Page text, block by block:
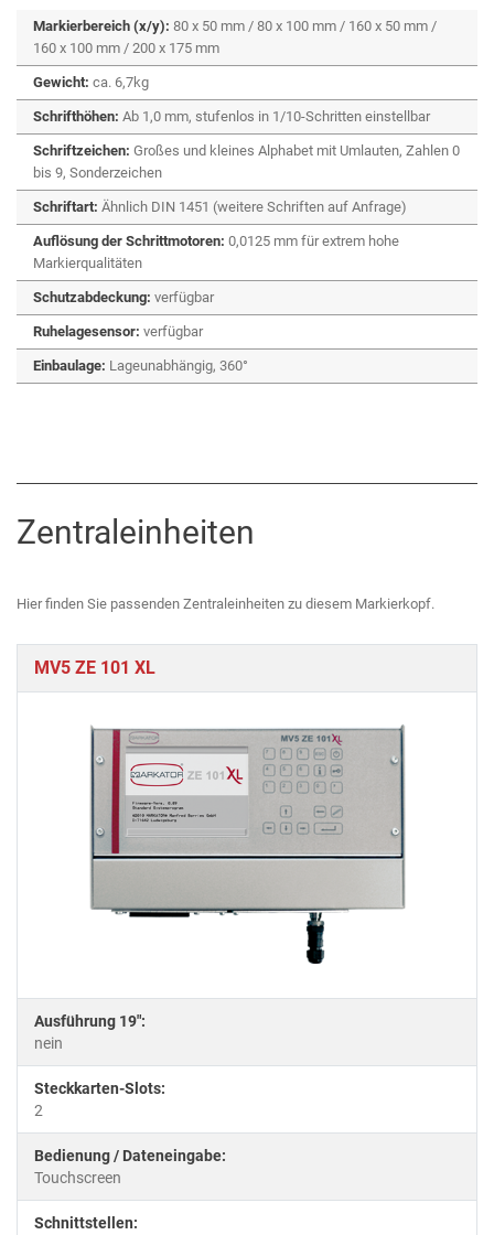
Markierbereich (x/y): 80 x 50 mm / 80 x 100 mm / 160 x 50 mm /
160 x 100 mm / 200 x 175 mm
Gewicht: ca. 6,7kg
Schrifthöhen: Ab 1,0 mm, stufenlos in 1/10-Schritten einstellbar
Schriftzeichen: Großes und kleines Alphabet mit Umlauten, Zahlen 0
bis 9, Sonderzeichen
Schriftart: Ähnlich DIN 1451 (weitere Schriften auf Anfrage)
Auflösung der Schrittmotoren: 0,0125 mm für extrem hohe
Markierqualitäten
Schutzabdeckung: verfügbar
Ruhelagesensor: verfügbar
Einbaulage: Lageunabhängig, 360°
Zentraleinheiten
Hier finden Sie passenden Zentraleinheiten zu diesem Markierkopf.
MV5 ZE 101 XL
Ausführung 19":
nein
Steckkarten-Slots:
2
Bedienung / Dateneingabe:
Touchscreen
Schnittstellen: